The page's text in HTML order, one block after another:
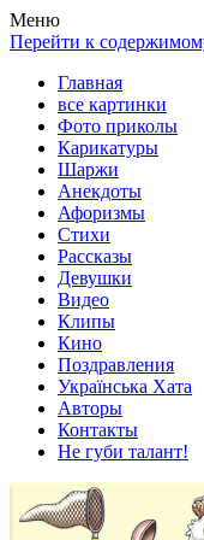
Весела хата —
Покажем всем ваши
Меню
Перейти к
Главная
все картинки
Фото приколы
Карикатуры
Шаржи
Анекдоты
Афоризмы
Стихи
Рассказы
Девушки
Видео
Клипы
Кино
Поздравления
Українська Хата
Авторы
Контакты
Не губи талант!